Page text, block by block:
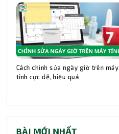
Cách chỉnh sửa ngày giờ trên máy
tính cực dễ, hiệu quả
BÀI MỚI NHẤT